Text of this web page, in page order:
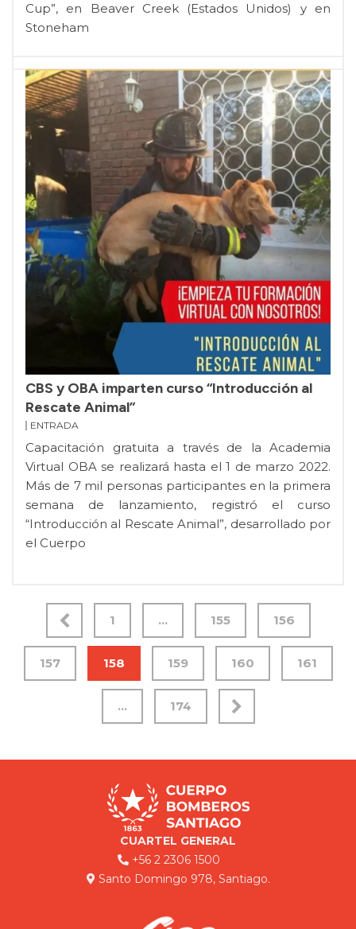
Cup”, en Beaver Creek (Estados Unidos) y en
Stoneham
CBS y OBA imparten curso “Introducción al
Rescate Animal”
ENTRADA
Capacitación gratuita a través de la Academia
Virtual OBA se realizará hasta el 1 de marzo 2022.
Más de 7 mil personas participantes en la primera
semana de lanzamiento, registró el curso
“Introducción al Rescate Animal”, desarrollado por
el Cuerpo
1 … 155 156
157 158 159 160 161
… 174
CUARTEL GENERAL
+56 2 2306 1500
Santo Domingo 978, Santiago.